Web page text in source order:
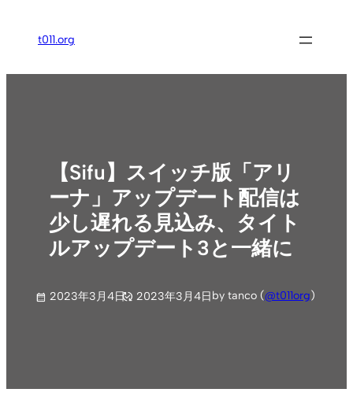
ス
t011.org
【Sifu】スイッチ版「アリ
ーナ」アップデート配信は
少し遅れる見込み、タイト
ルアップデート3と一緒に
2023年3月4日 2023年3月4日by tanco (@t011org)